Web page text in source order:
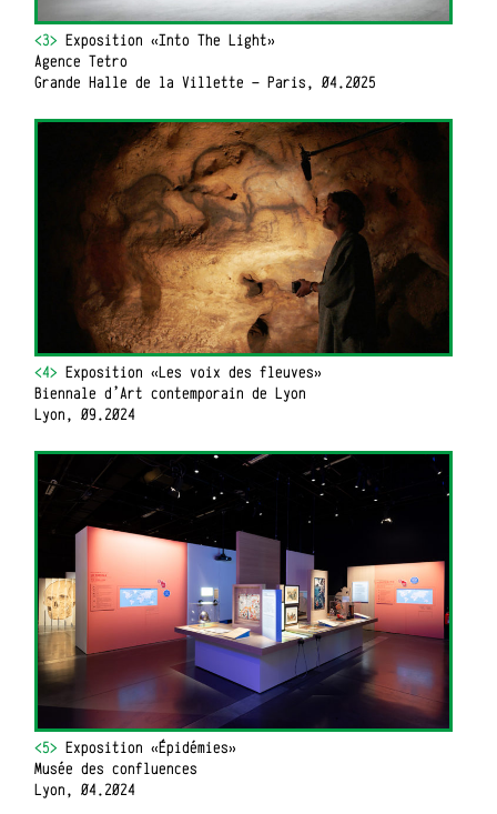
<3>Exposition «Into The Light»
Agence Tetro
Grande Halle de la Villette - Paris, 04.2025
<4>Exposition «Les voix des fleuves»
Biennale d’Art contemporain de Lyon
Lyon, 09.2024
<5>Exposition «Épidémies»
Musée des confluences
Lyon, 04.2024